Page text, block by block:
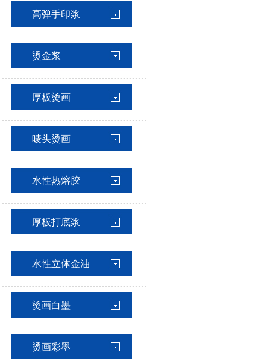
高弹手印浆
烫金浆
厚板烫画
唛头烫画
水性热熔胶
厚板打底浆
水性立体金油
烫画白墨
烫画彩墨